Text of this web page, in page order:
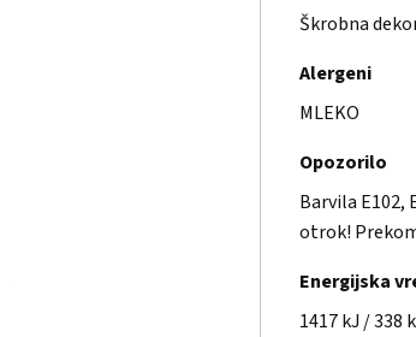
Škrobna
Alergeni
MLEKO
Opozorilo
Barvila
otrok!
Energijska
1417 kJ / 338